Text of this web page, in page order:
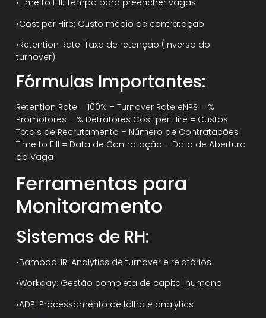
•Time to Fill: Tempo para preencher vagas
•Cost per Hire: Custo médio de contratação
•Retention Rate: Taxa de retenção (inverso do
turnover)
Fórmulas Importantes:
Retention Rate = 100% – Turnover Rate eNPS = %
Promotores – % Detratores Cost per Hire = Custos
Totais de Recrutamento ÷ Número de Contratações
Time to Fill = Data de Contratação – Data de Abertura
da Vaga
Ferramentas para
Monitoramento
Sistemas de RH:
•BambooHR: Analytics de turnover e relatórios
•Workday: Gestão completa de capital humano
•ADP: Processamento de folha e analytics